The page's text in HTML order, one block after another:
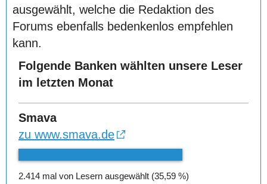
ausgewählt, welche die Redaktion des
Forums ebenfalls bedenkenlos empfehlen
kann.
Folgende Banken wählten unsere Leser
im letzten Monat
Smava
zu www.smava.de
2.414 mal von Lesern ausgewählt (35,59 %)